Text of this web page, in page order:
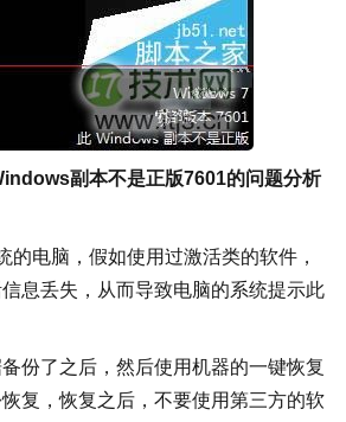
副本不是正版7601的问题分析
的电脑，假如使用过激活类的软件，
息丢失，从而导致电脑的系统提示此
份了之后，然后使用机器的一键恢复
复，恢复之后，不要使用第三方的软